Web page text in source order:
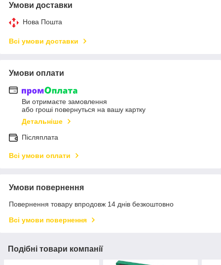
Умови доставки
Нова Пошта
Всі умови доставки
Умови оплати
Ви отримаєте замовлення
або гроші повернуться на вашу картку
Детальніше
Післяплата
Всі умови оплати
Умови повернення
Повернення товару впродовж 14 днів безкоштовно
Всі умови повернення
Подібні товари компанії